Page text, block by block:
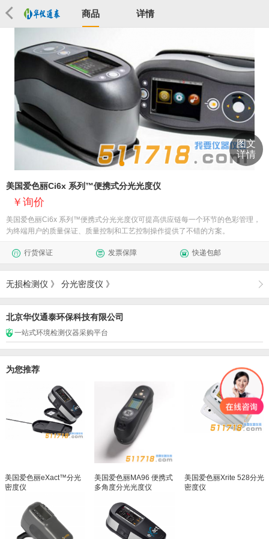
商品 详情
图文
详情
美国爱色丽Ci6x 系列™便携式分光光度仪
询价
美国爱色丽Ci6x 系列™便携式分光光度仪可提高供应链每一个环节的色彩管理，
为终端用户的质量保证、质量控制和工艺控制操作提供了不错的方案。
行货保证 发票保障 快递包邮
无损检测仪 》 分光密度仪 》
北京华仪通泰环保科技有限公司
一站式环境检测仪器采购平台
为您推荐
美国爱色丽eXact™分光
密度仪
美国爱色丽MA96 便携式
多角度分光光度仪
美国爱色丽Xrite 528分光
密度仪